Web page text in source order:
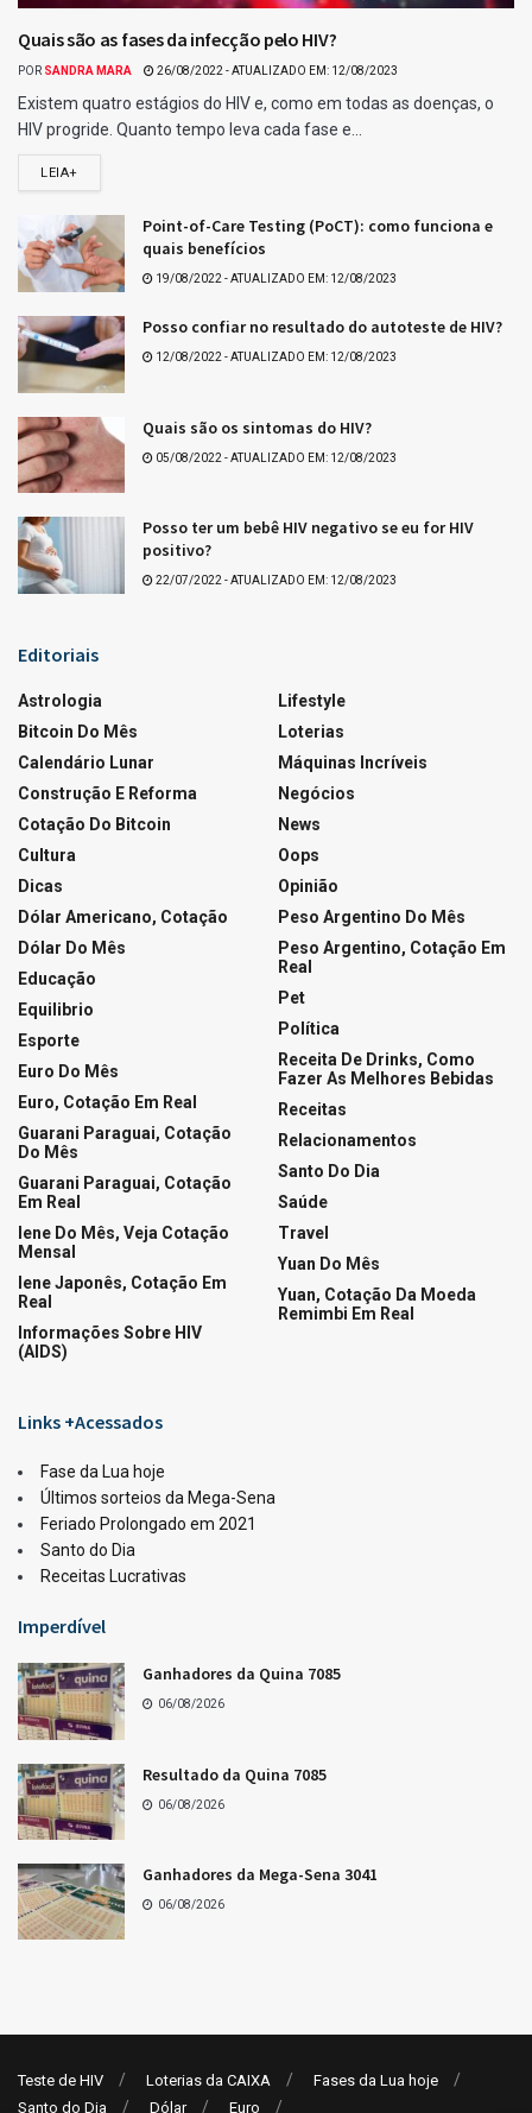
Para esse jogo, não houveram ganhadores de 15 acertos
Ganhadores com 14 acertos na Lotofácil
3307.
Relacionados para você :)
Resultado da Lotofácil 3755
Ganhadores da Lotofácil 3755
Tags: Lotofácil, últimos resultados
Resultado da Lotofácil 3755
06/08/2026
Ganhadores da Lotofácil 3755
06/08/2026
LOTERIAS